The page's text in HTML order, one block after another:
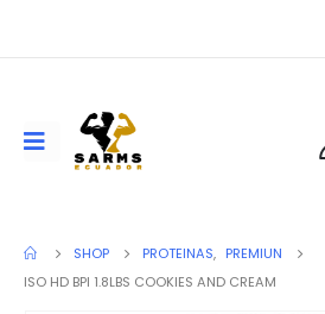
SHOP PROTEINAS, PREMIUN
ISO HD BPI 1.8LBS COOKIES AND CREAM